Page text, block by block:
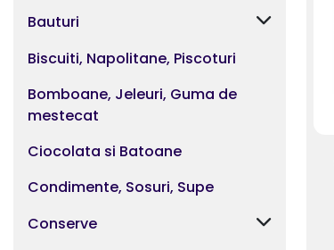
Bauturi
Biscuiti, Napolitane, Piscoturi
Bomboane, Jeleuri, Guma de
mestecat
Ciocolata si Batoane
Condimente, Sosuri, Supe
Conserve